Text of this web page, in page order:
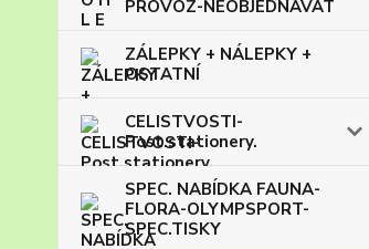
PROVOZ-NEOBJEDNÁVAT
ZÁLEPKY + NÁLEPKY +
OSTATNÍ
CELISTVOSTI-
Post.stationery.
SPEC. NABÍDKA FAUNA-
FLORA-OLYMPSPORT-
SPEC.TISKY